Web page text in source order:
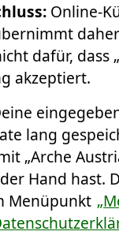
Online-
daher
dafür, dass
akzeptiert.
lang
„Arche
Hand hast.
Menüpunkt